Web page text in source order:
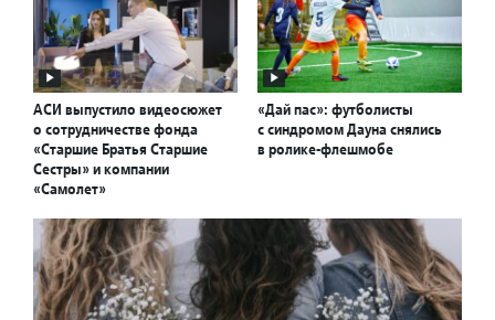
АСИ выпустило видеосюжет
о сотрудничестве фонда
«Старшие Братья Старшие
Сестры» и компании
«Самолет»
«Дай пас»: футболисты
с синдромом Дауна снялись
в ролике-флешмобе